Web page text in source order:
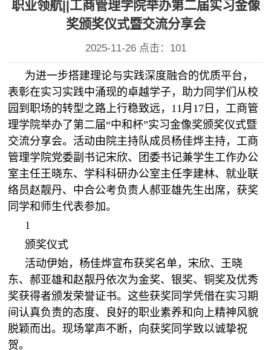
职业领航||工商管理学院举办第二届实习金像
奖颁奖仪式暨交流分享会
2025-11-26 点击： 101
为进一步搭建理论与实践深度融合的优质平台，
表彰在实习实践中涌现的卓越学子，助力同学们从校
园到职场的转型之路上行稳致远，11月17日，工商管
理学院举办了第二届“中和杯”实习金像奖颁奖仪式暨
交流分享会。活动由院主持队成员杨佳烨主持，工商
管理学院党委副书记宋欣、团委书记兼学生工作办公
室主任王晓东、学科科研办公室主任李建林、就业联
络员赵靓丹、中合公考负责人郝亚雄先生出席，获奖
同学和师生代表参加。
1
颁奖仪式
活动伊始，杨佳烨宣布获奖名单，宋欣、王晓
东、郝亚雄和赵靓丹依次为金奖、银奖、铜奖及优秀
奖获得者颁发荣誉证书。这些获奖同学凭借在实习期
间认真负责的态度、良好的职业素养和向上精神风貌
脱颖而出。现场掌声不断，向获奖同学致以诚挚祝
贺。